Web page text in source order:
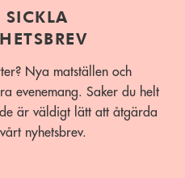
SICKLA
Nya matställen och
evenemang. Saker du helt
är väldigt lätt att åtgärda
nyhetsbrev.